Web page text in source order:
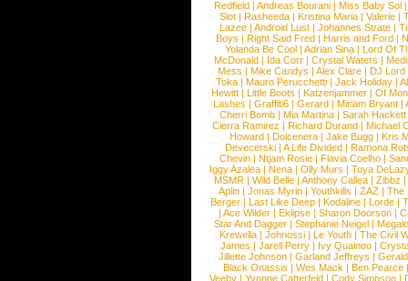
Redfield | Andreas Bourani | Miss Baby Sol
Slot | Rasheeda | Kristina Maria | Valerie |
Lazee | Android Lust | Johannes Strate |
Boys | Right Said Fred | Harris and Ford |
Yolanda Be Cool |Adrian Sina |Lord Of
McDonald | Ida Corr |Crystal Waters |
Mess | Mike Candys | Alex Clare | DJ Lord
Toka | Mauro Perucchetti | Jack Holiday |
Hewitt |Little Boots |Katzenjammer |Of
Lashes |Graffiti6 |Gerard |Miriam Bryant |
Cherri Bomb | Mia Martina | Sarah Hackett
Cierra Ramirez | Richard Durand | Michael
Howard |Dolcenera |Jake Bugg |Kris
Devecerski |A Life Divided |Ramona
Chevin |Ntjam Rosie |Flavia Coelho |
Iggy Azalea | Nena | Olly Murs | Toya
MSMR |Wild Belle |Anthony Callea |Zibbz
Aplin | Jonas Myrin | Youthkills | ZAZ | The
Berger |Last Like Deep |Kodaline |Lorde |
|Ace Wilder |Eklipse |Sharon Doorson |
Star And Dagger | Stephanie Neigel |
Krewella | Johnossi | Le Youth | The Civil
James | Jarell Perry | Ivy Quainoo |
Jillette Johnson | Garland Jeffreys |
Black Onassis | Wes Mack | Ben Pearce
Veeby | Yvonne Catterfeld | Cody Simpson |